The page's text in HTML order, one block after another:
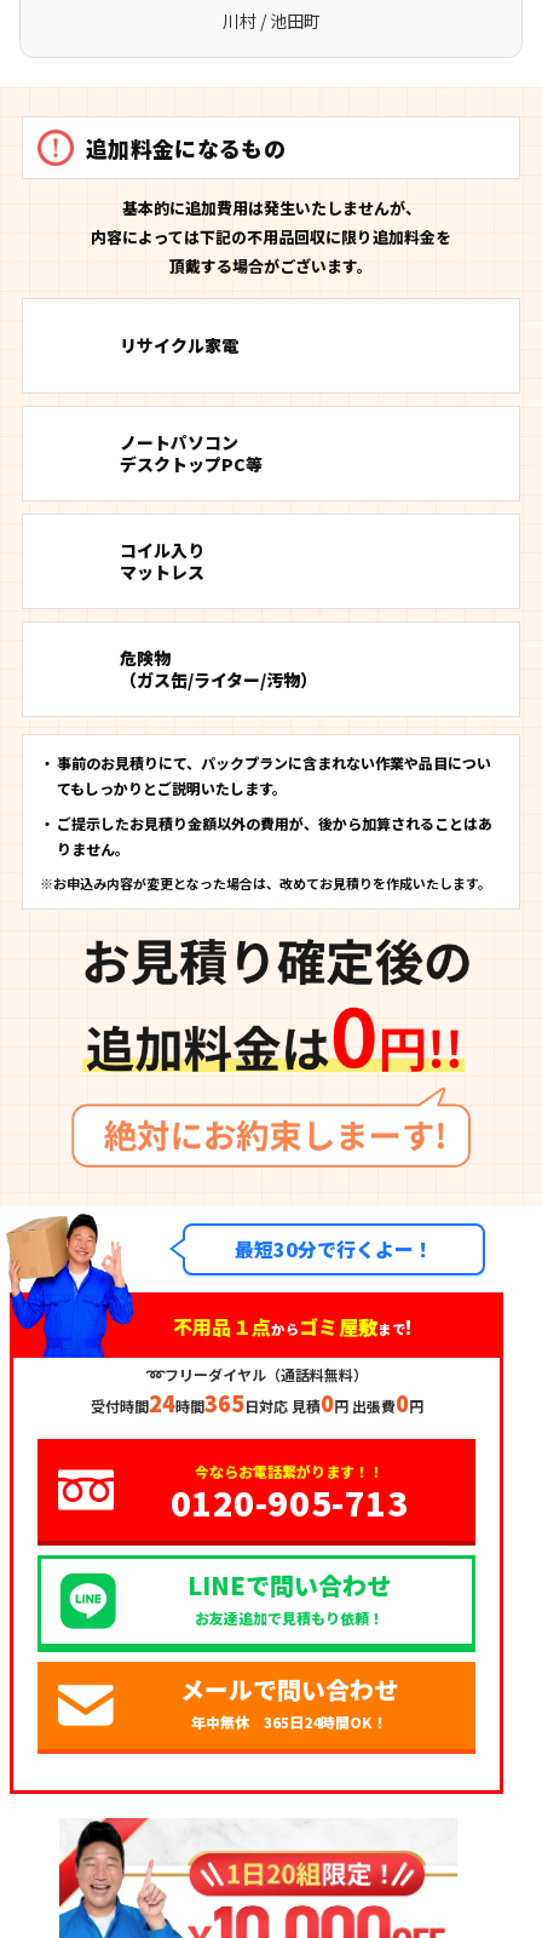
川村 / 池田町
追加料金になるもの
基本的に追加費用は発生いたしませんが、
内容によっては下記の不用品回収に限り追加料金を
頂戴する場合がございます。
リサイクル家電
ノートパソコン
デスクトップPC等
コイル入り
マットレス
危険物
（ガス缶/ライター/汚物）
事前のお見積りにて、パックプランに含まれない作業や品目につい
てもしっかりとご説明いたします。
ご提示したお見積り金額以外の費用が、後から加算されることはあ
りません。
※お申込み内容が変更となった場合は、改めてお見積りを作成いたします。
最短30分で行くよー！
不用品１点からゴミ屋敷まで!
➿フリーダイヤル（通話料無料）
受付時間24時間365日対応 見積0円 出張費0円
今ならお電話繋がります！！
0120-905-713
LINEで問い合わせ
お友達追加で見積もり依頼！
メールで問い合わせ
年中無休 365日24時間OK！